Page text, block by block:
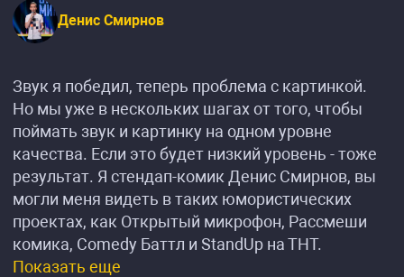
Денис Смирнов
Звук я победил, теперь проблема с картинкой.
Но мы уже в нескольких шагах от того, чтобы
поймать звук и картинку на одном уровне
качества. Если это будет низкий уровень - тоже
результат. Я стендап-комик Денис Смирнов, вы
могли меня видеть в таких юмористических
проектах, как Открытый микрофон, Рассмеши
комика, Comedy Баттл и StandUp на ТНТ.
Показать еще